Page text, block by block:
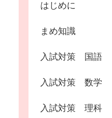
はじめに
まめ知識
入試対策 国語
入試対策 数学
入試対策 理科